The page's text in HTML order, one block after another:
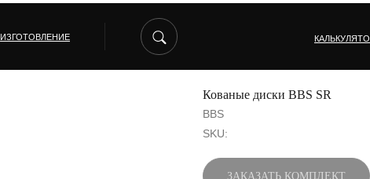
ИЗГОТОВЛЕНИЕ
Кованые диски BBS SR
BBS
SKU:
ЗАКАЗАТЬ КОМПЛЕКТ